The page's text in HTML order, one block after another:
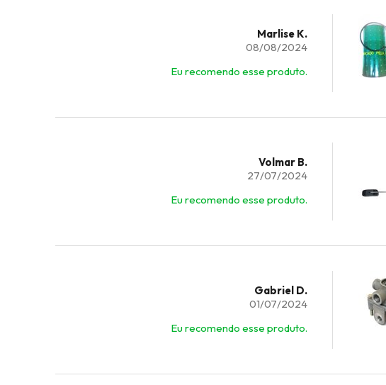
Marlise K.
08/08/2024
Eu recomendo esse produto.
Volmar B.
27/07/2024
Eu recomendo esse produto.
Gabriel D.
01/07/2024
Eu recomendo esse produto.